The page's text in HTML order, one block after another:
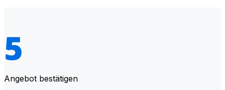
Angebot bestätigen